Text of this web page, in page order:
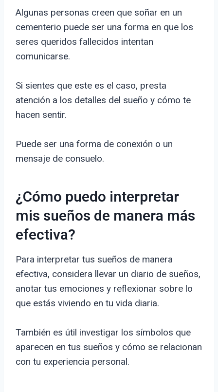
Algunas personas creen que soñar en un
cementerio puede ser una forma en que los
seres queridos fallecidos intentan
comunicarse.
Si sientes que este es el caso, presta
atención a los detalles del sueño y cómo te
hacen sentir.
Puede ser una forma de conexión o un
mensaje de consuelo.
¿Cómo puedo interpretar
mis sueños de manera más
efectiva?
Para interpretar tus sueños de manera
efectiva, considera llevar un diario de sueños,
anotar tus emociones y reflexionar sobre lo
que estás viviendo en tu vida diaria.
También es útil investigar los símbolos que
aparecen en tus sueños y cómo se relacionan
con tu experiencia personal.